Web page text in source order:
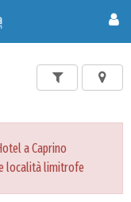
a Caprino
località limitrofe